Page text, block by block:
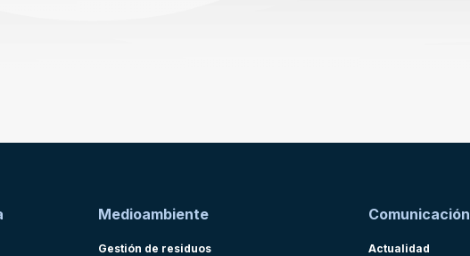
Medioambiente
Gestión de residuos
Comunicación
Actualidad